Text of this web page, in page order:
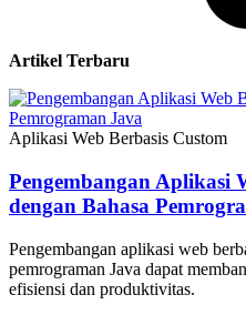
Artikel Terbaru
Aplikasi Web Berbasis Custom
Pengembangan Aplikasi
dengan Bahasa
Pengembangan aplikasi web
pemrograman Java dapat
efisiensi dan produktivitas.